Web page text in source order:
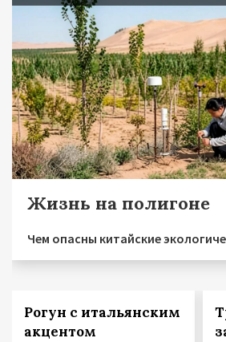
Жизнь на полигоне
Чем опасны китайские
Рогун с итальянским
акцентом